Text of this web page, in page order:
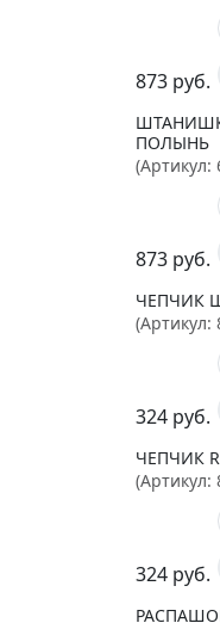
873 руб.
ПОЛЫНЬ
(Артикул:
873 руб.
ЧЕПЧИК
(Артикул:
324 руб.
ЧЕПЧИК
(Артикул:
324 руб.